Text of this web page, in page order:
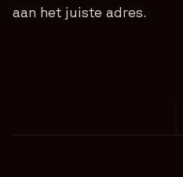
aan het juiste adres.